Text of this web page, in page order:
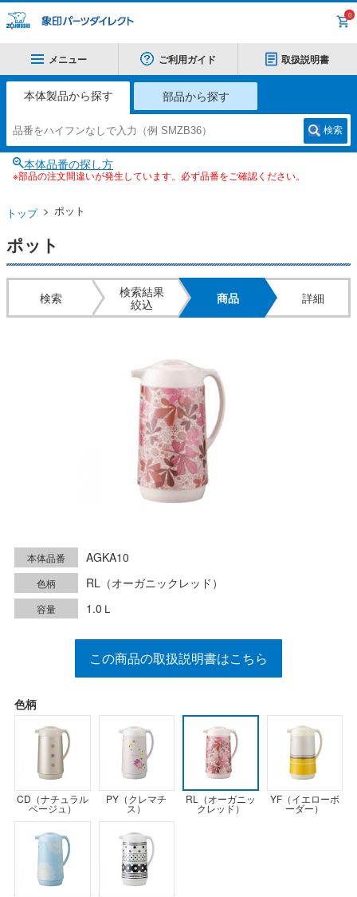
0
メニュー ご利用ガイド 取扱説明書
本体製品から探す 部品から探す
検索
本体品番の探し方
※部品の注文間違いが発生しています。必ず品番をご確認ください。
トップ ポット
ポット
検索
検索結果
絞込
商品 詳細
本体品番 AGKA10
色柄 RL（オーガニックレッド）
容量 1.0Ｌ
この商品の取扱説明書はこちら
色柄
CD（ナチュラル
ベージュ）
PY（クレマチ
ス）
RL（オーガニッ
クレッド）
YF（イエローボ
ーダー）